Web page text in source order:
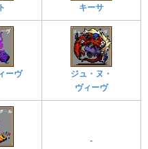
キーサ
ーヴ
ジュ・ヌ・
ヴィーヴ
-